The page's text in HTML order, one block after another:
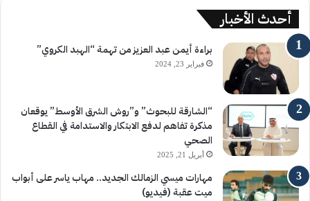
أحدث الأخبار
براءة أيمن عبد العزيز من تهمة “الهبد الكروي”
فبراير 23, 2024
“الشارقة للبحوث” و”روش الشرق الأوسط” يوقعان
مذكرة تفاهم لدفع الابتكار والاستدامة في القطاع
الصحي
أبريل 21, 2025
مهارات ميسي الزمالك الجديد.. مهاب ياسر على أبواب
ميت عقبة (فيديو)